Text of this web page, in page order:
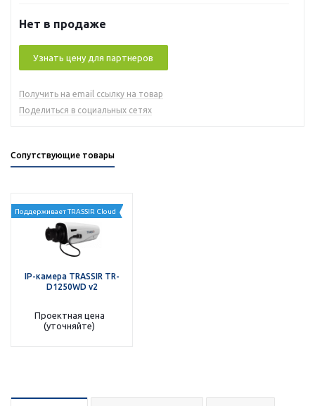
Нет в продаже
Узнать цену для партнеров
Получить на email ссылку на товар
Поделиться в социальных сетях
Сопутствующие товары
Поддерживает TRASSIR Cloud
IP-камера TRASSIR TR-
D1250WD v2
Проектная цена
(уточняйте)